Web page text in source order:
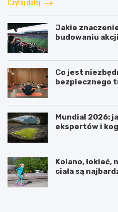
Czytaj dalej
Jakie
budowaniu
Co jest
bezpiecznego
Mundial 2026:
ekspertów i
Kolano, łokieć,
ciała są